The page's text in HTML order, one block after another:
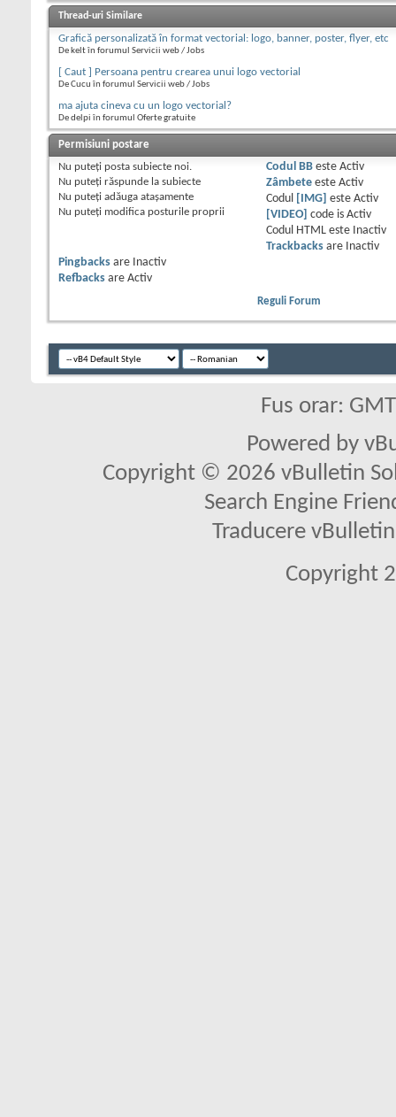
Thread-uri Similare
Grafică personalizată în format vectorial: logo, banner, poster, flyer, etc
De kelt în forumul Servicii web / Jobs
[ Caut ] Persoana pentru crearea unui logo vectorial
De Cucu în forumul Servicii web / Jobs
ma ajuta cineva cu un logo vectorial?
De delpi în forumul Oferte gratuite
Permisiuni postare
Nu puteţi posta subiecte noi.
Nu puteţi răspunde la subiecte
Nu puteţi adăuga ataşamente
Nu puteţi modifica posturile proprii
Codul BBeste Activ
Zâmbeteeste Activ
Codul
[IMG] este Activ
[VIDEO]
code is Activ
Codul HTML este
Inactiv
Trackbacksare
Inactiv
Pingbacks are
Inactiv
Refbacks are Activ
Reguli Forum
Fus orar:
Powered by
Copyright © 2026 vBulletin
Search Engine
Traducere
Copyright